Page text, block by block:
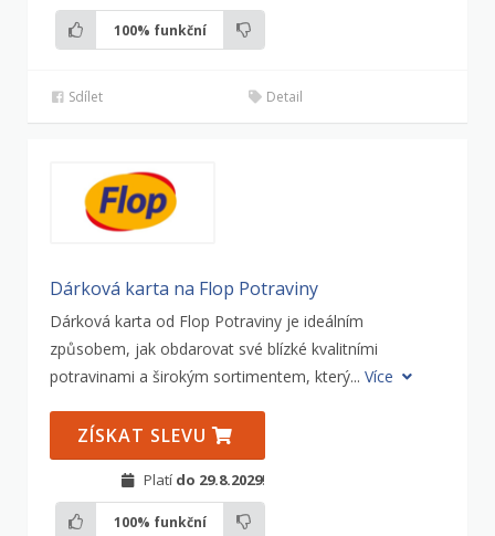
100% funkční
Sdílet Detail
Dárková karta na Flop Potraviny
Dárková karta od Flop Potraviny je ideálním
způsobem, jak obdarovat své blízké kvalitními
potravinami a širokým sortimentem, který... Více
ZÍSKAT SLEVU
Platí do 29.8.2029!
100% funkční